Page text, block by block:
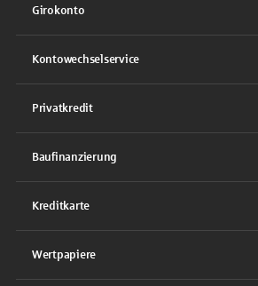
Girokonto
Kontowechselservice
Privatkredit
Baufinanzierung
Kreditkarte
Wertpapiere